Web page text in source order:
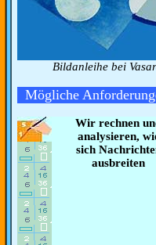
Bildanleihe bei
Mögliche
Wir rechnen
analysieren,
sich
ausbreiten